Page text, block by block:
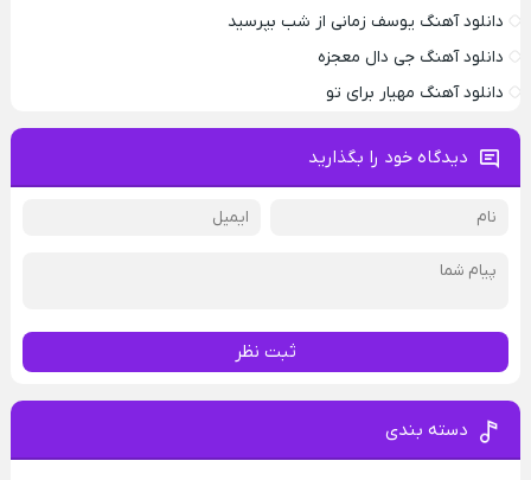
دانلود آهنگ یوسف زمانی از شب بپرسید
دانلود آهنگ جی دال معجزه
دانلود آهنگ مهیار برای تو
دیدگاه خود را بگذارید
ثبت نظر
دسته بندی